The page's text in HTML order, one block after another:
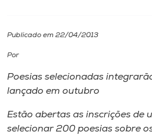
Cultura
CPA
Biblioteca
Publicado em 22/04/2013
Por
Poesias selecionadas
lançado em outubro
Estão abertas as inscrições de
selecionar 200 poesias sobre